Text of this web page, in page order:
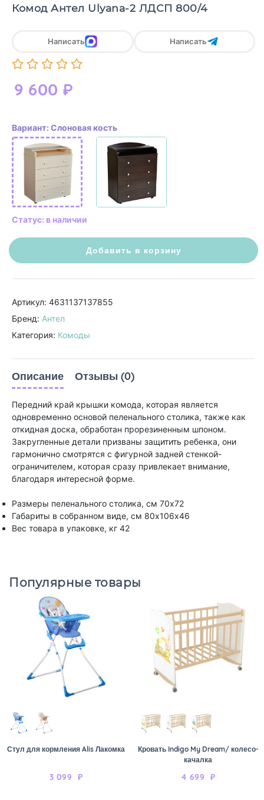
Комод Антел Ulyana-2 ЛДСП 800/4
9 600 ₽
Написать Написать
Вариант: Слоновая кость
Статус: в наличии
Добавить в корзину
Артикул: 4631137137855
Бренд: Антел
Категория: Комоды
Описание Отзывы (0)
Передний край крышки комода, которая является
одновременно основой пеленального столика, также как
откидная доска, обработан прорезиненным шпоном.
Закругленные детали призваны защитить ребенка, они
гармонично смотрятся с фигурной задней стенкой-
ограничителем, которая сразу привлекает внимание,
благодаря интересной форме.
Размеры пеленального столика, см 70х72
Габариты в собранном виде, см 80х106х46
Вес товара в упаковке, кг 42
Популярные товары
Стул для кормления Alis Лакомка
3 099 ₽
Кровать Indigo My Dream/ колесо-
качалка
4 699 ₽